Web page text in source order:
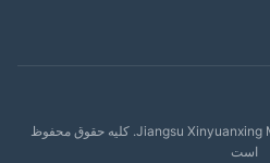
©2021- Jiangsu Xinyuanxing Metal Products Co.,Ltd. کلیه حقوق محفوظ